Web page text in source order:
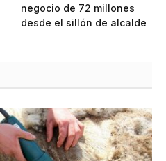
negocio de 72 millones
desde el sillón de alcalde